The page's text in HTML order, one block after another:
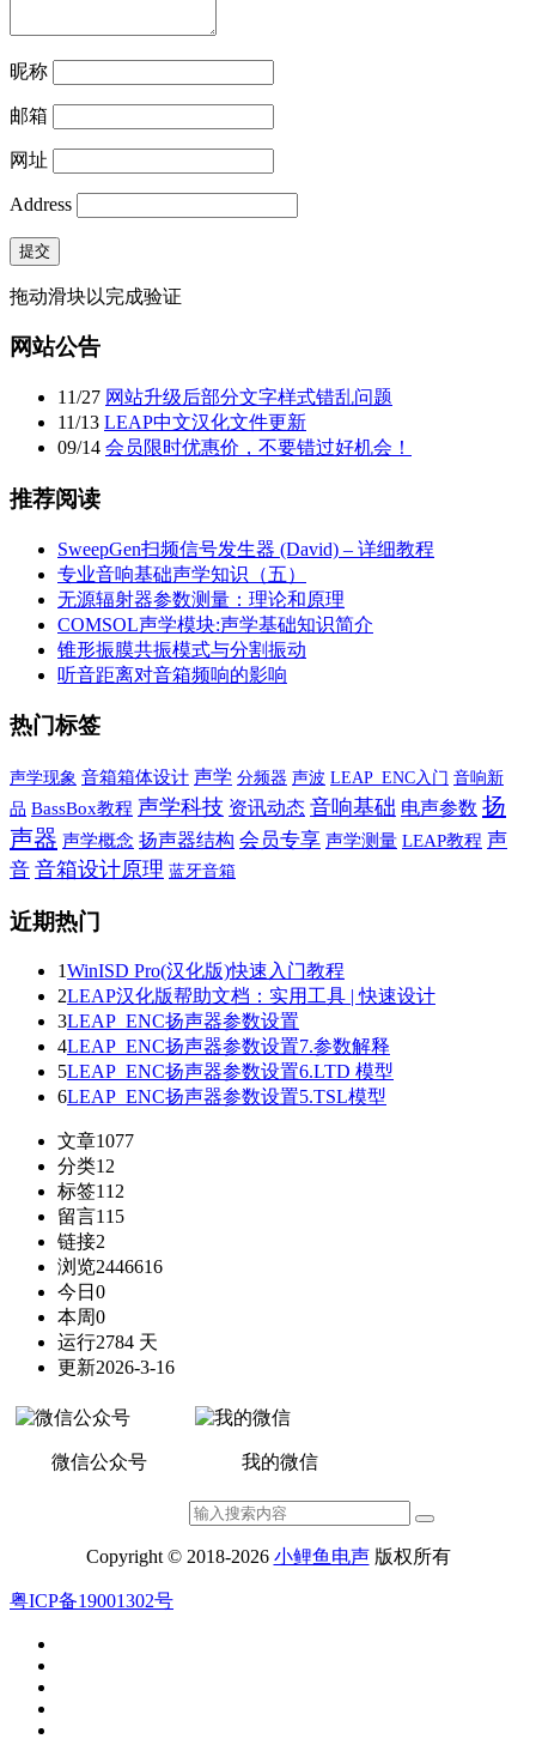
昵称
邮箱
网址
Address
提交
拖动滑块以完成验证
网站公告
11/27 网站升级后部分文字样式错乱问题
11/13 LEAP中文汉化文件更新
09/14 会员限时优惠价，不要错过好机会！
推荐阅读
SweepGen扫频信号发生器 (David) – 详细教程
专业音响基础声学知识（五）
无源辐射器参数测量：理论和原理
COMSOL声学模块:声学基础知识简介
锥形振膜共振模式与分割振动
听音距离对音箱频响的影响
热门标签
声学现象 音箱箱体设计 声学 分频器 声波 LEAP_ENC入门 音响新
品 BassBox教程 声学科技 资讯动态 音响基础 电声参数 扬
声器 声学概念 扬声器结构 会员专享 声学测量 LEAP教程 声
音 音箱设计原理 蓝牙音箱
近期热门
1WinISD Pro(汉化版)快速入门教程
2LEAP汉化版帮助文档：实用工具 | 快速设计
3LEAP_ENC扬声器参数设置
4LEAP_ENC扬声器参数设置7.参数解释
5LEAP_ENC扬声器参数设置6.LTD 模型
6LEAP_ENC扬声器参数设置5.TSL模型
文章1077
分类12
标签112
留言115
链接2
浏览2446616
今日 0
本周0
运行2784 天
更新2026-3-16
微信公众号 我的微信
Copyright © 2018-2026 小鲤鱼电声版权所有
粤ICP备19001302号